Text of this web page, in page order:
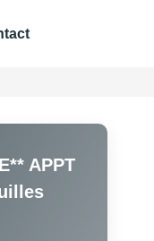
APPT